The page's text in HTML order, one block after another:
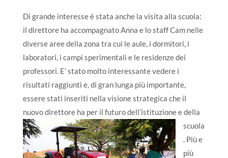
Di grande interesse è stata anche la visita alla scuola:
il direttore ha accompagnato Anna e lo staff Cam nelle
diverse aree della zona tra cui le aule, i dormitori, i
laboratori, i campi sperimentali e le residenze dei
professori. E’ stato molto interessante vedere i
risultati raggiunti e, di gran lunga più importante,
essere stati inseriti nella visione strategica che il
nuovo direttoreha per il futuro dell’istituzione e della
scuola
. Più e
più